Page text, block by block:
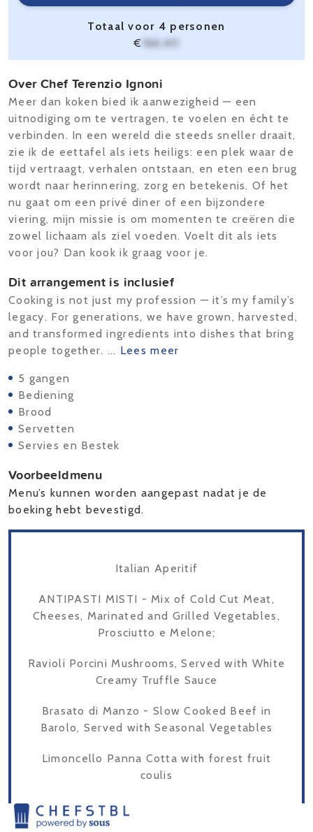
Totaal voor 4 personen
€ 166,40
Over Chef Terenzio Ignoni
Meer dan koken bied ik aanwezigheid — een
uitnodiging om te vertragen, te voelen en écht te
verbinden. In een wereld die steeds sneller draait,
zie ik de eettafel als iets heiligs: een plek waar de
tijd vertraagt, verhalen ontstaan, en eten een brug
wordt naar herinnering, zorg en betekenis. Of het
nu gaat om een privé diner of een bijzondere
viering, mijn missie is om momenten te creëren die
zowel lichaam als ziel voeden. Voelt dit als iets
voor jou? Dan kook ik graag voor je.
Dit arrangement is inclusief
Cooking is not just my profession — it’s my family’s
legacy. For generations, we have grown, harvested,
and transformed ingredients into dishes that bring
people together. ... Lees meer
5 gangen
Bediening
Brood
Servetten
Servies en Bestek
Voorbeeldmenu
Menu’s kunnen worden aangepast nadat je de
boeking hebt bevestigd.
Italian Aperitif
ANTIPASTI MISTI - Mix of Cold Cut Meat,
Cheeses, Marinated and Grilled Vegetables,
Prosciutto e Melone;
Ravioli Porcini Mushrooms, Served with White
Creamy Truffle Sauce
Brasato di Manzo - Slow Cooked Beef in
Barolo, Served with Seasonal Vegetables
Limoncello Panna Cotta with forest fruit
coulis